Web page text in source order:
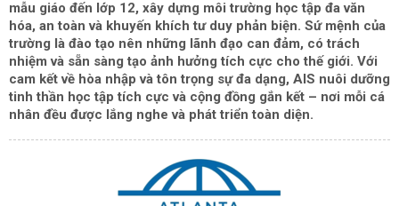
mẫu giáo đến lớp 12, xây dựng môi trường học tập đa văn
hóa, an toàn và khuyến khích tư duy phản biện. Sứ mệnh của
trường là đào tạo nên những lãnh đạo can đảm, có trách
nhiệm và sẵn sàng tạo ảnh hưởng tích cực cho thế giới. Với
cam kết về hòa nhập và tôn trọng sự đa dạng, AIS nuôi dưỡng
tinh thần học tập tích cực và cộng đồng gắn kết – nơi mỗi cá
nhân đều được lắng nghe và phát triển toàn diện.